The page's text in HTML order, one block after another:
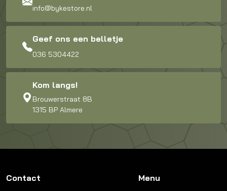
info@bykestore.nl
Geef ons een belletje
036 5304422
Kom langs!
Brouwerstraat 8B
1315 BP Almere
Contact Menu